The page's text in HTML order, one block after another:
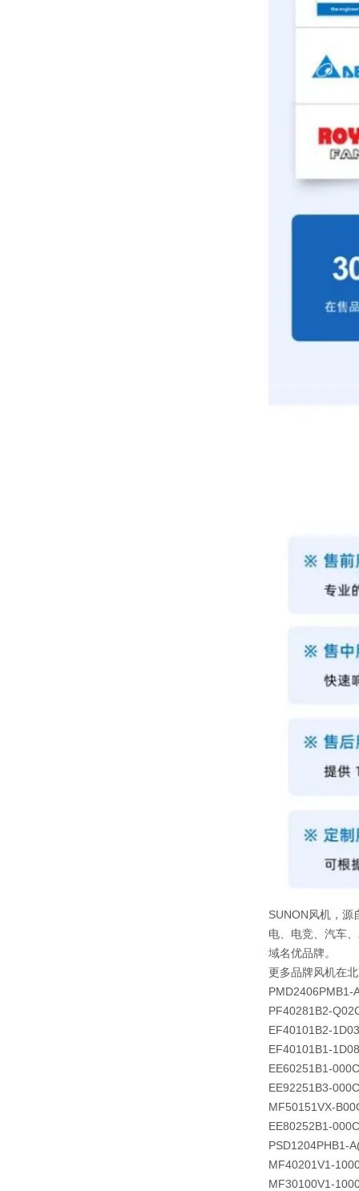
SUNON风机，源
电、电竞、汽车
域名优品牌。
更多品牌风机在
PMD2406PMB1-
PF40281B2-
EF40101B2-
EF40101B1-
EE60251B1-
EE92251B3-
MF50151VX-
EE80252B1-
PSD1204PHB1-
MF40201V1-
MF30100V1-